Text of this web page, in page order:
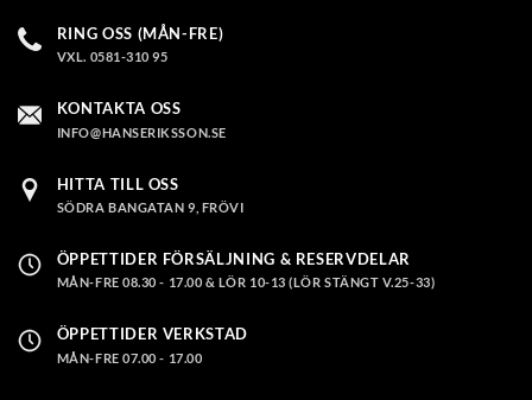
RING OSS (MÅN-FRE)
VXL. 0581-310 95
KONTAKTA OSS
INFO@HANSERIKSSON.SE
HITTA TILL OSS
SÖDRA BANGATAN 9, FRÖVI
ÖPPETTIDER FÖRSÄLJNING & RESERVDELAR
MÅN-FRE 08.30 - 17.00 & LÖR 10-13 (LÖR STÄNGT V.25-33)
ÖPPETTIDER VERKSTAD
MÅN-FRE 07.00 - 17.00